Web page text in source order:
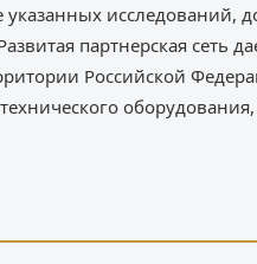
исследований,
партнерская сеть
Российской